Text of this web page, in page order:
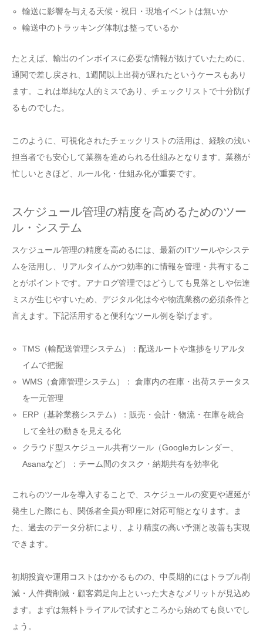
輸送に影響を与える天候・祝日・現地イベントは無いか
輸送中のトラッキング体制は整っているか
たとえば、輸出のインボイスに必要な情報が抜けていたために、
通関で差し戻され、1週間以上出荷が遅れたというケースもあり
ます。これは単純な人的ミスであり、チェックリストで十分防げ
るものでした。
このように、可視化されたチェックリストの活用は、経験の浅い
担当者でも安心して業務を進められる仕組みとなります。業務が
忙しいときほど、ルール化・仕組み化が重要です。
スケジュール管理の精度を高めるためのツー
ル・システム
スケジュール管理の精度を高めるには、最新のITツールやシステ
ムを活用し、リアルタイムかつ効率的に情報を管理・共有するこ
とがポイントです。アナログ管理ではどうしても見落としや伝達
ミスが生じやすいため、デジタル化は今や物流業務の必須条件と
言えます。下記活用すると便利なツール例を挙げます。
TMS（輸配送管理システム）：配送ルートや進捗をリアルタ
イムで把握
WMS（倉庫管理システム）： 倉庫内の在庫・出荷ステータス
を一元管理
ERP（基幹業務システム）：販売・会計・物流・在庫を統合
して全社の動きを見える化
クラウド型スケジュール共有ツール（Googleカレンダー、
Asanaなど）：チーム間のタスク・納期共有を効率化
これらのツールを導入することで、スケジュールの変更や遅延が
発生した際にも、関係者全員が即座に対応可能となります。ま
た、過去のデータ分析により、より精度の高い予測と改善も実現
できます。
初期投資や運用コストはかかるものの、中長期的にはトラブル削
減・人件費削減・顧客満足向上といった大きなメリットが見込め
ます。まずは無料トライアルで試すところから始めても良いでし
ょう。